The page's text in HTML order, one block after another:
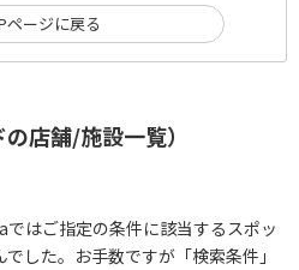
店舗/施設一覧）
はご指定の条件に該当するスポッ
した。お手数ですが「検索条件」
ページに戻る